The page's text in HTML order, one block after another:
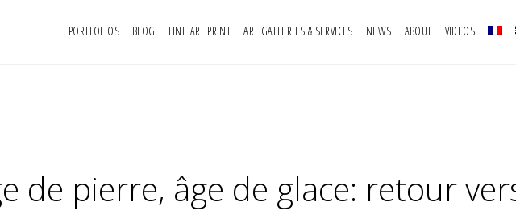
PORTFOLIOS BLOG FINE ART PRINT ART GALLERIES & SERVICES NEWS ABOUT VIDEOS
de pierre, âge de glace: retour